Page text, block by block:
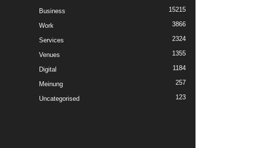
Business 15215
Work 3866
Services 2324
Venues 1355
Digital 1184
Meinung 257
Uncategorised 123